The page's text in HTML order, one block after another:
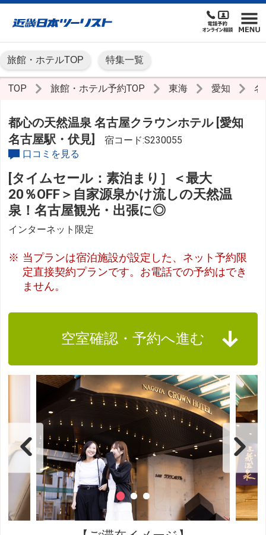
旅館・ホテルTOP 特集一覧
TOP 旅館・ホテル予約TOP 東海 愛知
都心の天然温泉 名古屋クラウンホテル [愛知
名古屋駅・伏見]
宿コード:S230055
口コミを見る
[タイムセール：素泊まり］＜最大
20％OFF＞自家源泉かけ流しの天然温
泉！名古屋観光・出張に◎
インターネット限定
当プランは宿泊施設が設定した、ネット予約限
定直接契約プランです。お電話での予約はでき
ません。
空室確認・予約へ進む